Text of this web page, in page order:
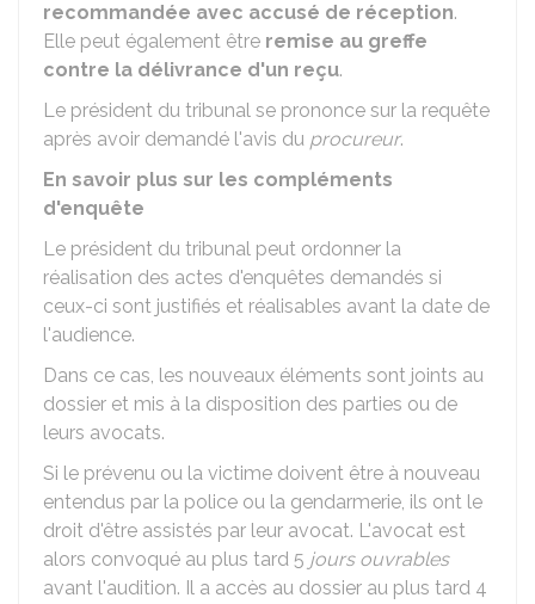
recommandée avec accusé de réception.
Elle peut également être remise au greffe
contre la délivrance d'un reçu.
Le président du tribunal se prononce sur la requête
après avoir demandé l'avis du procureur.
En savoir plus sur les compléments
d'enquête
Le président du tribunal peut ordonner la
réalisation des actes d'enquêtes demandés si
ceux-ci sont justifiés et réalisables avant la date de
l'audience.
Dans ce cas, les nouveaux éléments sont joints au
dossier et mis à la disposition des parties ou de
leurs avocats.
Si le prévenu ou la victime doivent être à nouveau
entendus par la police ou la gendarmerie, ils ont le
droit d'être assistés par leur avocat. L'avocat est
alors convoqué au plus tard 5 jours ouvrables
avant l'audition. Il a accès au dossier au plus tard 4